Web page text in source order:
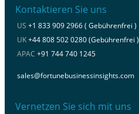
Kontaktieren Sie uns
US +1 833 909 2966 ( Gebührenfrei )
UK+44 808 502 0280 (Gebührenfrei )
APAC +91 744 740 1245
sales@fortunebusinessinsights.com
Vernetzen Sie sich mit uns